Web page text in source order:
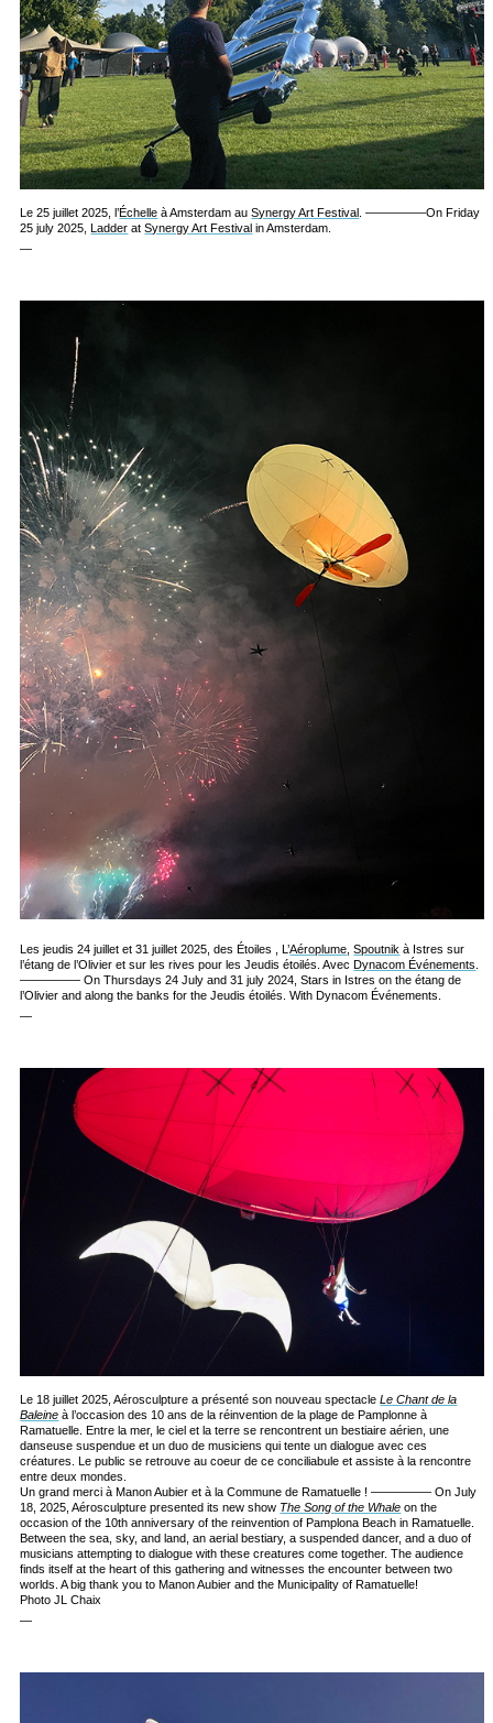
Le 25 juillet 2025, l’Échelle à Amsterdam auSynergy Art Festival . —————On Friday
25 july 2025,Ladder atSynergy Art Festival in Amsterdam.
—
Les jeudis 24 juillet et 31 juillet 2025, des Étoiles , L’Aéroplume ,Spoutnik à Istres sur
l’étang de l’Olivier et sur les rives pour les Jeudis étoilés. AvecDynacom Événements
————— On Thursdays 24 July and 31 july 2024, Stars in Istres on the étang de
l’Olivier and along the banks for the Jeudis étoilés. With Dynacom Événements.
—
Le 18 juillet 2025, Aérosculpture a présenté son nouveau spectacleLe Chant de la
Baleine à l’occasion des 10 ans de la réinvention de la plage de Pamplonne à
Ramatuelle. Entre la mer, le ciel et la terre se rencontrent un bestiaire aérien, une
danseuse suspendue et un duo de musiciens qui tente un dialogue avec ces
créatures. Le public se retrouve au coeur de ce conciliabule et assiste à la rencontre
entre deux mondes.
Un grand merci à Manon Aubier et à la Commune de Ramatuelle ! ————— On July
18, 2025, Aérosculpture presented its new show The Song of the Whale on the
occasion of the 10th anniversary of the reinvention of Pamplona Beach in Ramatuelle.
Between the sea, sky, and land, an aerial bestiary, a suspended dancer, and a duo of
musicians attempting to dialogue with these creatures come together. The audience
finds itself at the heart of this gathering and witnesses the encounter between two
worlds. A big thank you to Manon Aubier and the Municipality of Ramatuelle!
Photo JL Chaix
—